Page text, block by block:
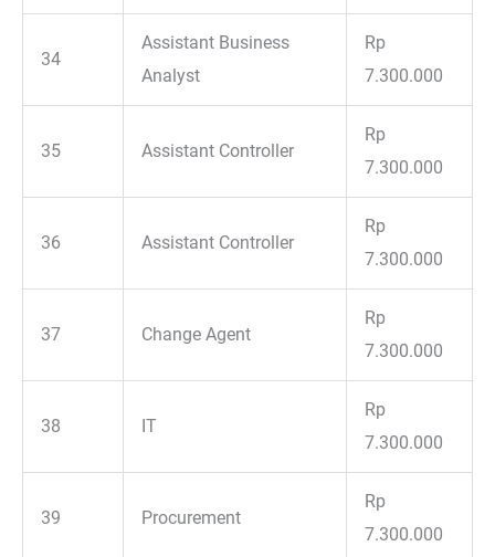
34
Assistant Business
Analyst
Rp
7.300.000
35 Assistant Controller
Rp
7.300.000
36 Assistant Controller
Rp
7.300.000
37 Change Agent
Rp
7.300.000
38 IT
Rp
7.300.000
39 Procurement
Rp
7.300.000